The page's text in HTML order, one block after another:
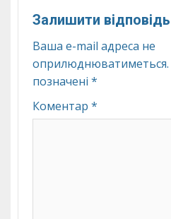
Залишити відповідь
Ваша e-mail адреса не
оприлюднюватиметься.
позначені *
Коментар *